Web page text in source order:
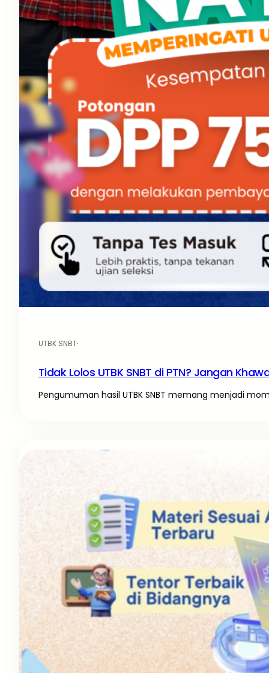
UTBK SNBT·
Tidak Lolos UTBK SNBT di PTN? Jangan
Pengumuman hasil UTBK SNBT memang menjadi